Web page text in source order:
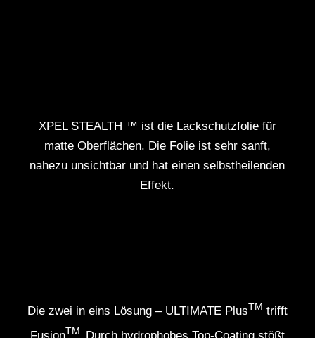
XPEL STEALTH ™ ist die Lackschutzfolie für
matte Oberflächen. Die Folie ist sehr sanft,
nahezu unsichtbar und hat einen selbstheilenden
Effekt.
Die zwei in eins Lösung – ULTIMATE PlusTM trifft
TM.